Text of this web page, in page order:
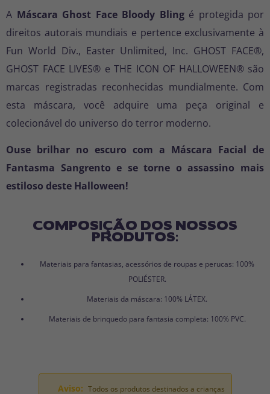
A Máscara Ghost Face Bloody Blingé protegida por
direitos autorais mundiais e pertence exclusivamente à
Fun World Div., Easter Unlimited, Inc. GHOST FACE®,
GHOST FACE LIVES® e THE ICON OF HALLOWEEN® são
marcas registradas reconhecidas mundialmente. Com
esta máscara, você adquire uma peça original e
colecionável do universo do terror moderno.
Ouse brilhar no escuro com a Máscara Facial de
Fantasma Sangrento e se torne o assassino mais
estiloso deste Halloween!
COMPOSIÇÃO DOS NOSSOS
PRODUTOS:
Materiais para fantasias, acessórios de roupas e perucas: 100%
POLIÉSTER.
Materiais da máscara: 100% LÁTEX.
Materiais de brinquedo para fantasia completa: 100% PVC.
Aviso: Todos os produtos destinados a crianças